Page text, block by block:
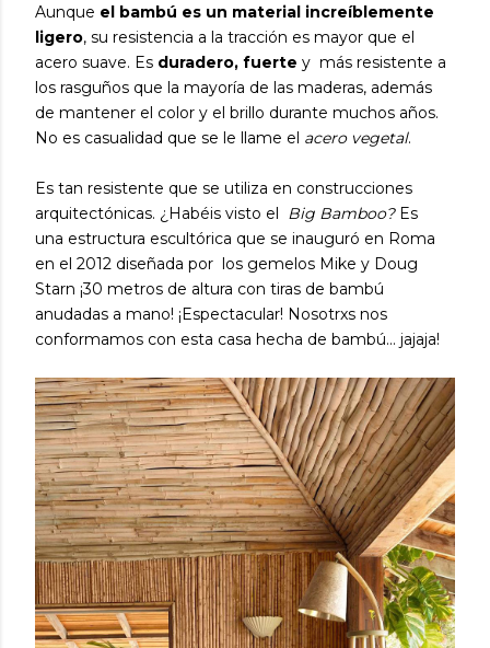
Aunque el bambú es un material increíblemente
ligero, su resistencia a la tracción es mayor que el
acero suave. Es duradero, fuerte y más resistente a
los rasguños que la mayoría de las maderas, además
de mantener el color y el brillo durante muchos años.
No es casualidad que se le llame el acero vegetal.
Es tan resistente que se utiliza en construcciones
arquitectónicas. ¿Habéis visto el Big Bamboo? Es
una estructura escultórica que se inauguró en Roma
en el 2012 diseñada por los gemelos Mike y Doug
Starn ¡30 metros de altura con tiras de bambú
anudadas a mano! ¡Espectacular! Nosotrxs nos
conformamos con esta casa hecha de bambú... jajaja!